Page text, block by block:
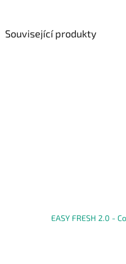
Související produkty
EASY FRESH 2.0 -